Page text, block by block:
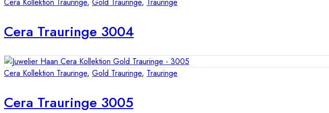
Cera Trauringe 3004
Cera Kollektion Trauringe, Gold Trauringe, Trauringe
Cera Trauringe 3005